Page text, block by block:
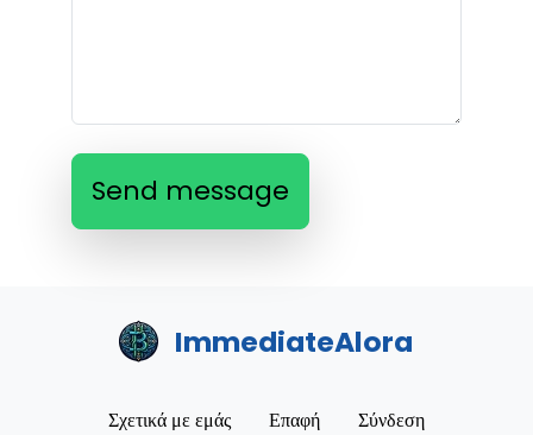
Send message
ImmediateAlora
Σχετικά με εμάς Επαφή Σύνδεση